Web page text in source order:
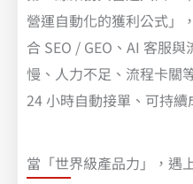
營運自動化的獲利公式」
合 SEO / GEO、AI 客服
慢、人力不足、流程卡關
24 小時自動接單、可持續
當「世界級產品力」，遇